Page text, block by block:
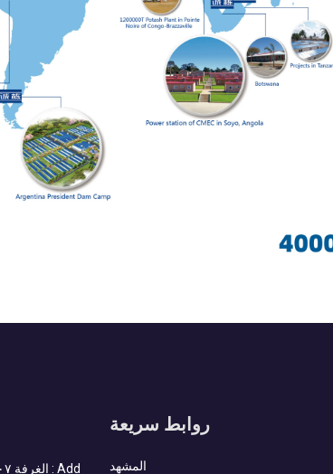
روابط سريعة
المشهد